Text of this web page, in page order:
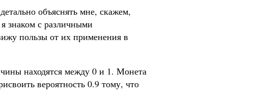
объяснять мне, скажем,
знаком с различными
пользы от их применения в
находятся между 0 и 1. Монета
вероятность 0.9 тому, что